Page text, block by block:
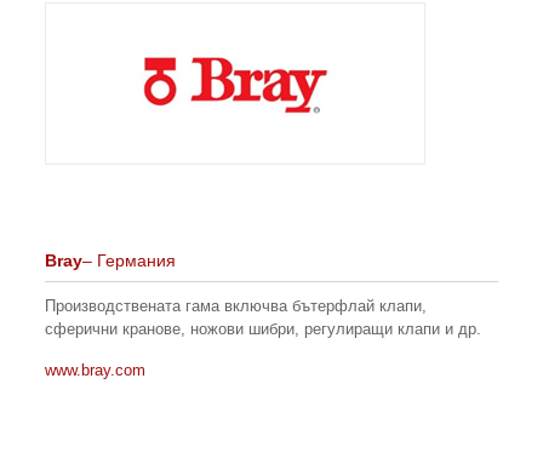
Bray– Германия
Производствената гама включва бътерфлай клапи,
сферични кранове, ножови шибри, регулиращи клапи и др.
www.bray.com